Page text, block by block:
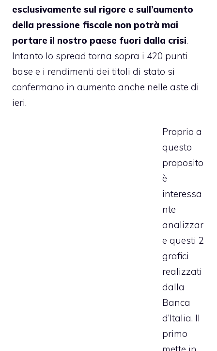
esclusivamente sul rigore e sull’aumento
della pressione fiscale non potrà mai
portare il nostro paese fuori dalla crisi.
Intanto lo spread torna sopra i 420 punti
base e i rendimenti dei titoli di stato si
confermano in aumento anche nelle aste di
ieri.
Proprio a
questo
proposito
è
interessa
nte
analizzar
e questi 2
grafici
realizzati
dalla
Banca
d’Italia. Il
primo